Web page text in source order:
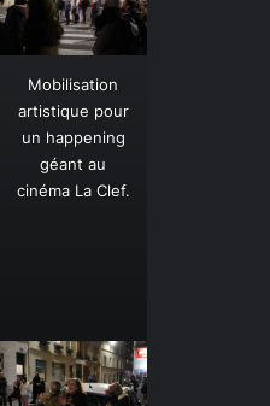
Mobilisation
artistique pour
un happening
géant au
cinéma La Clef.